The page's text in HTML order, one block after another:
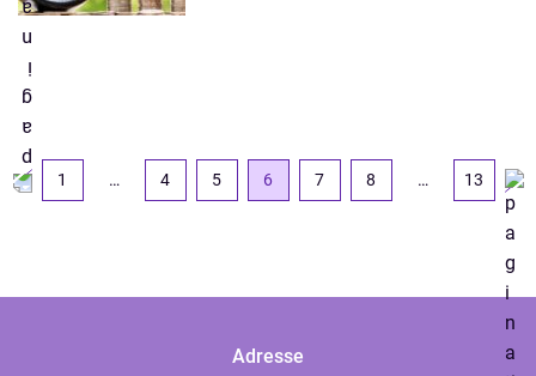
1 … 4 5 6 7 8 … 13
Adresse